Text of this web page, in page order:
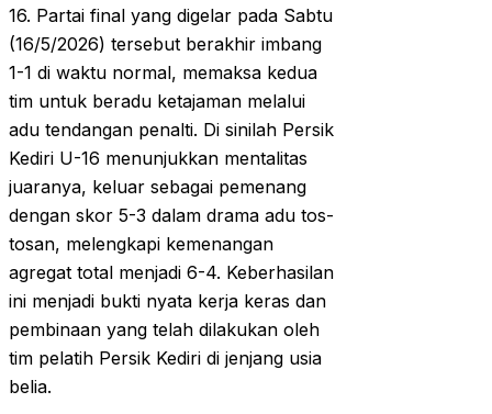
16. Partai final yang digelar pada Sabtu
(16/5/2026) tersebut berakhir imbang
1-1 di waktu normal, memaksa kedua
tim untuk beradu ketajaman melalui
adu tendangan penalti. Di sinilah Persik
Kediri U-16 menunjukkan mentalitas
juaranya, keluar sebagai pemenang
dengan skor 5-3 dalam drama adu tos-
tosan, melengkapi kemenangan
agregat total menjadi 6-4. Keberhasilan
ini menjadi bukti nyata kerja keras dan
pembinaan yang telah dilakukan oleh
tim pelatih Persik Kediri di jenjang usia
belia.